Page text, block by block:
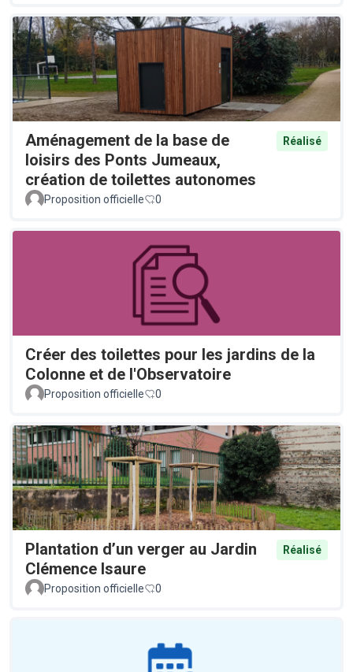
Aménagement de la base de
loisirs des Ponts Jumeaux,
création de toilettes autonomes
Réalisé
Proposition officielle 0
Créer des toilettes pour les jardins de la
Colonne et de l'Observatoire
Proposition officielle 0
Plantation d’un verger au Jardin
Clémence Isaure
Réalisé
Proposition officielle 0